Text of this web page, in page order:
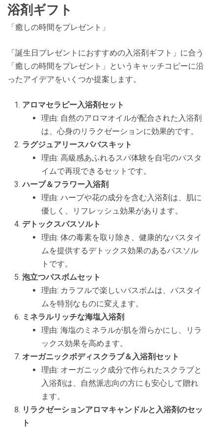
浴剤ギフト
「癒しの時間をプレゼント」
「誕生日プレゼントにおすすめの入浴剤ギフト」に合う
「癒しの時間をプレゼント」というキャッチコピーに沿
ったアイデアをいくつか提案します。
アロマセラピー入浴剤セット
理由: 自然のアロマオイルが配合された入浴剤
は、心身のリラクゼーションに効果的です。
ラグジュアリースパバスキット
理由: 高級感あふれるスパ体験を自宅のバスタ
イムで再現できるセットです。
ハーブ＆フラワー入浴剤
理由: ハーブや花の成分を含む入浴剤は、肌に
優しく、リフレッシュ効果があります。
デトックスバスソルト
理由: 体の毒素を取り除き、健康的なバスタイ
ムを提供するデトックス効果のあるバスソル
トです。
泡立つバスボムセット
理由: カラフルで楽しいバスボムは、バスタイ
ムを特別なものに変えます。
ミネラルリッチな海塩入浴剤
理由: 海塩のミネラルが肌を滑らかにし、リラ
ックス効果を高めます。
オーガニックボディスクラブ＆入浴剤セット
理由: オーガニック成分で作られたスクラブと
入浴剤は、自然派志向の方にも安心して贈れ
ます。
リラクゼーションアロマキャンドルと入浴剤のセッ
ト